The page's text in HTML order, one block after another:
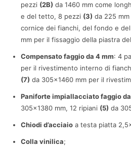
pezzi (2B) da 1460 mm come
e del tetto, 8 pezzi (3) da 225
cornice dei fianchi, del fondo e
mm per il fissaggio della piastra
Compensato faggio da 4 mm: 4
per il rivestimento interno di
(7) da 305×1460 mm per il
Paniforte impiallacciato faggio da
305×1380 mm, 12 ripiani (5) da
Chiodi d’acciaio a testa piatta
Colla vinilica;